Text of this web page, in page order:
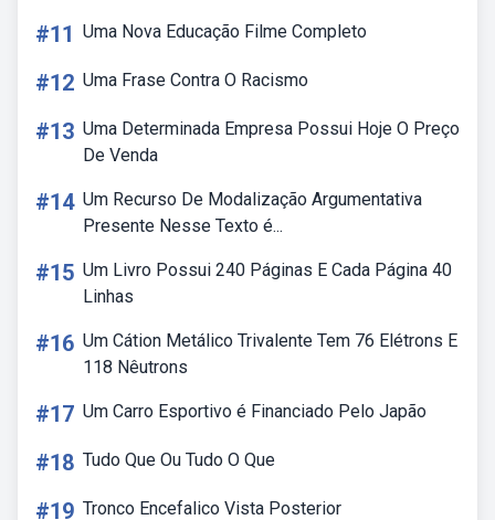
#11 Uma Nova Educação Filme Completo
#12 Uma Frase Contra O Racismo
#13 Uma Determinada Empresa Possui Hoje O Preço
De Venda
#14 Um Recurso De Modalização Argumentativa
Presente Nesse Texto é...
#15 Um Livro Possui 240 Páginas E Cada Página 40
Linhas
#16 Um Cátion Metálico Trivalente Tem 76 Elétrons E
118 Nêutrons
#17 Um Carro Esportivo é Financiado Pelo Japão
#18 Tudo Que Ou Tudo O Que
#19 Tronco Encefalico Vista Posterior